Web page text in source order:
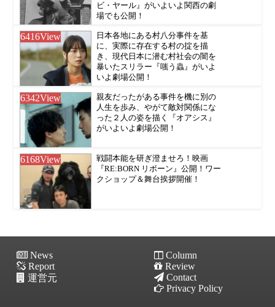
ビ・ヤール』がいよいよ関西の劇
場でも公開！
6416View
日本各地にある村八分事件を基
に、実際に存在する村の掟を描
き、現代日本に潜む村社会の闇を
暴いたスリラー『嗤う蟲』がいよ
いよ劇場公開！
6342View
親友だったがある事件を機に別の
人生を歩み、やがて敵対関係にな
った２人の姿を描く『オアシス』
がいよいよ劇場公開！
6168View
戦闘本能を研ぎ澄ませろ！映画
『RE:BORN リボーン』公開！ワー
クショップ＆舞台挨拶開催！
News
Column
Report
Review
運営元
Contact
Privacy Policy